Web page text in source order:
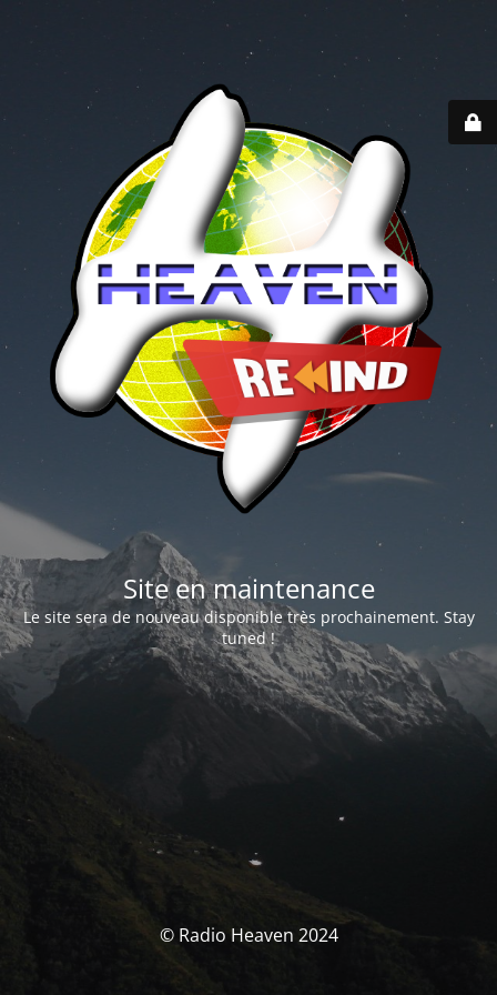
Site en maintenance
Le site sera de nouveau disponible très prochainement. Stay
tuned !
© Radio Heaven 2024